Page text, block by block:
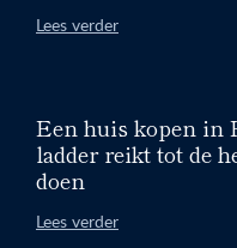
Lees verder
Een huis kopen in
ladder reikt tot de
doen
Lees verder